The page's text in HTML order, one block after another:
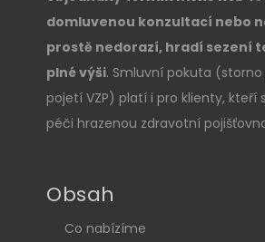
domluvenou konzultací nebo
prostě nedorazí, hradí sezení
plné výši. Smluvní pokuta
pojetí VZP) platí i pro klienty, kteří
péči hrazenou zdravotní
Obsah
Co nabízíme